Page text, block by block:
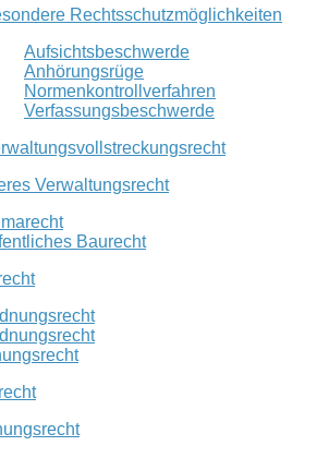
Rechtsschutzmöglichkeiten
Aufsichtsbeschwerde
Anhörungsrüge
Normenkontrollverfahren
Verfassungsbeschwerde
Verwaltungsrecht
Baurecht